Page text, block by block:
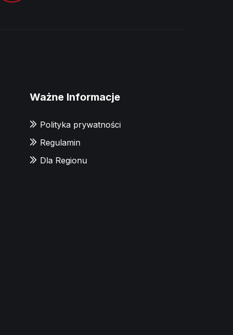
Ważne Informacje
Polityka prywatności
Regulamin
Dla Regionu